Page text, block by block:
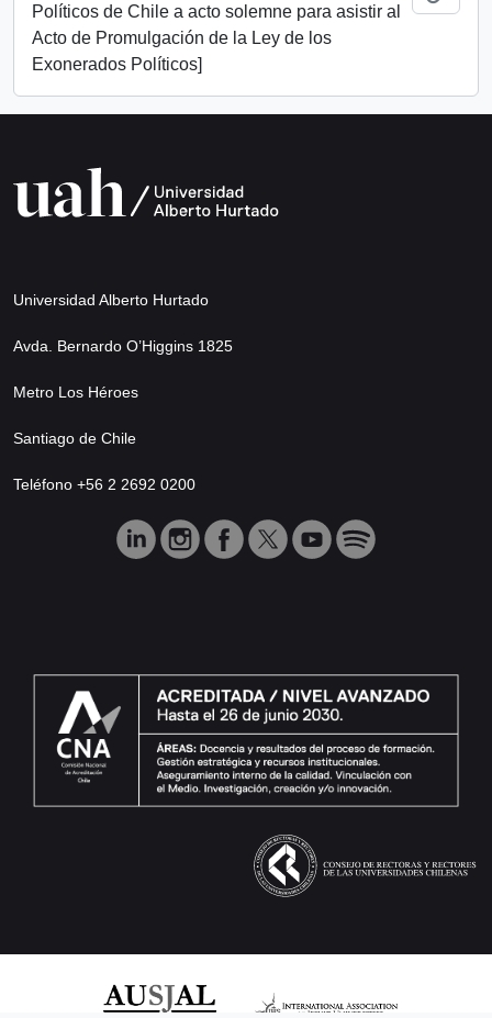
Políticos de Chile a acto solemne para asistir al
Acto de Promulgación de la Ley de los
Exonerados Políticos]
Universidad Alberto Hurtado
Avda. Bernardo O’Higgins 1825
Metro Los Héroes
Santiago de Chile
Teléfono +56 2 2692 0200